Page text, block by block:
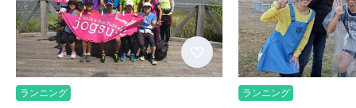
ランニング ランニング